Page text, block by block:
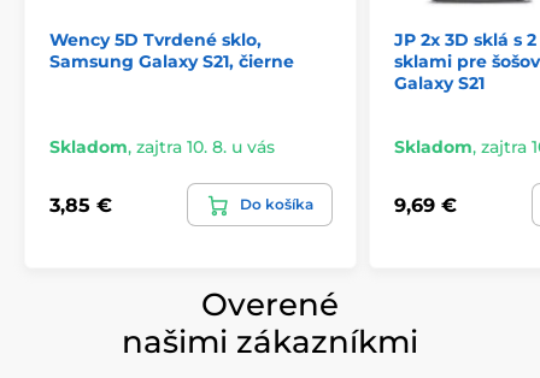
Wency 5D Tvrdené sklo,
Samsung Galaxy S21, čierne
Skladom, zajtra 10. 8. u vás
3,85 € Do košíka
JP 2x 3D sklá s
sklami pre
Galaxy S21
Skladom, zajtra
9,69 €
Overené
našimi zákazníkmi